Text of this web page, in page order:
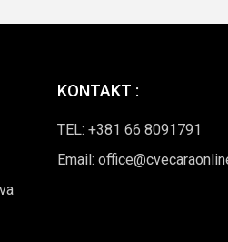
KONTAKT :
TEL: +381 66 8091791
Email: